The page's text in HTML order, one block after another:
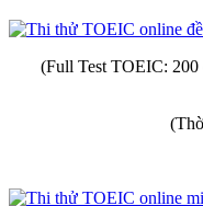
(Full Test TOEIC: 200